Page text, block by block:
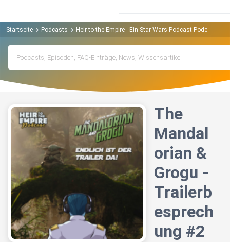
Startseite Podcasts Heir to the Empire - Ein Star Wars Podcast Podcast
The
Mandal
orian &
Grogu -
Trailerb
esprech
ung #2